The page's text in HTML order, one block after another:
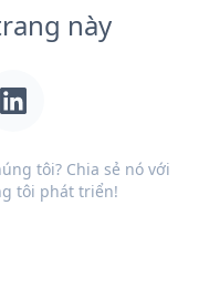
này
tôi? Chia sẻ nó với
tôi phát triển!